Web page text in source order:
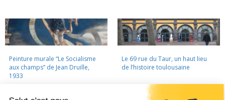
Peinture murale “Le Socialisme
aux champs” de Jean Druille,
1933
Le 69 rue du Taur, un haut lieu
de l’histoire toulousaine